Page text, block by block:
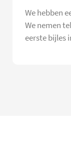
We hebben
We nemen
eerste bijles